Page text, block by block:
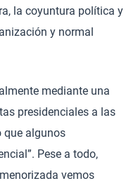
la coyuntura política y
y normal
mediante una
presidenciales a las
que algunos
Pese a todo,
vemos